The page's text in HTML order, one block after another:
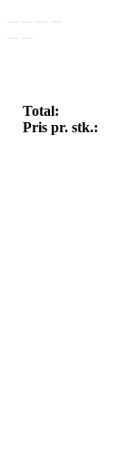
Total:
Pris pr. stk.: